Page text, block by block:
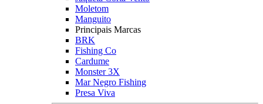
Moletom
Manguito
Principais Marcas
BRK
Fishing Co
Cardume
Monster 3X
Mar Negro Fishing
Presa Viva